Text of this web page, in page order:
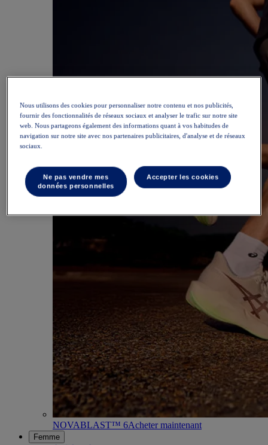
NOVABLAST™ 6Acheter maintenant
Femme
Nous utilisons des cookies pour personnaliser notre contenu et nos publicités,
fournir des fonctionnalités de réseaux sociaux et analyser le trafic sur notre site
web. Nous partageons également des informations quant à vos habitudes de
navigation sur notre site avec nos partenaires publicitaires, d'analyse et de réseaux
sociaux.
Ne pas vendre mes
données personnelles
Accepter les cookies